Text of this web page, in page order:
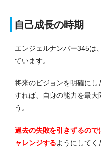
自己成長の時期
エンジェルナンバー345は
ています。
将来のビジョンを明確にし
すれば、自身の能力を最大
う。
過去の失敗を引きずるの
ャレンジするようにしてく